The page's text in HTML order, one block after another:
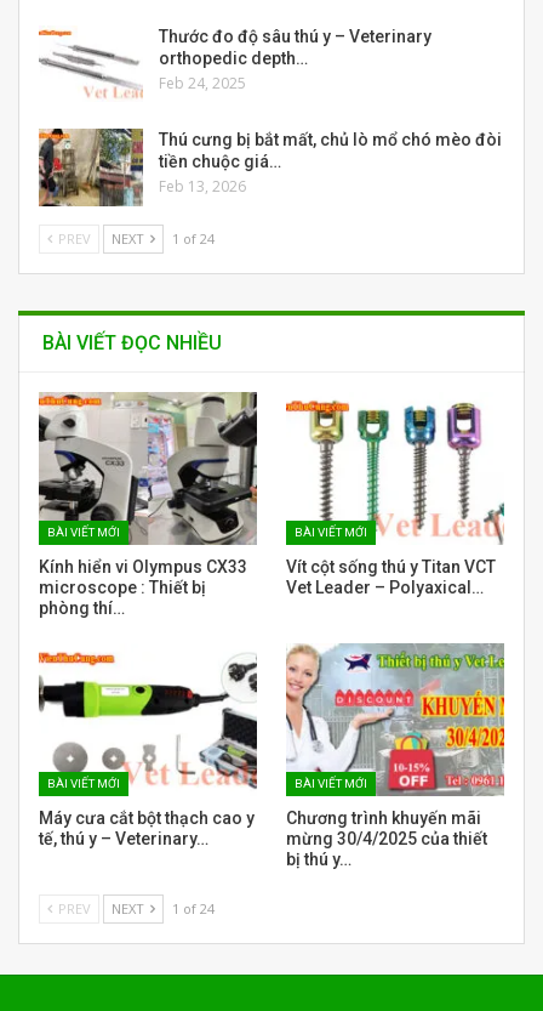
Thước đo độ sâu thú y – Veterinary
orthopedic depth…
Feb 24, 2025
Thú cưng bị bắt mất, chủ lò mổ chó mèo đòi
tiền chuộc giá…
Feb 13, 2026
PREV NEXT 1 of 24
BÀI VIẾT ĐỌC NHIỀU
BÀI VIẾT MỚI
Kính hiển vi Olympus CX33
microscope : Thiết bị
phòng thí…
BÀI VIẾT MỚI
Vít cột sống thú y Titan VCT
Vet Leader – Polyaxical…
BÀI VIẾT MỚI
Máy cưa cắt bột thạch cao y
tế, thú y – Veterinary…
BÀI VIẾT MỚI
Chương trình khuyến mãi
mừng 30/4/2025 của thiết
bị thú y…
PREV NEXT 1 of 24